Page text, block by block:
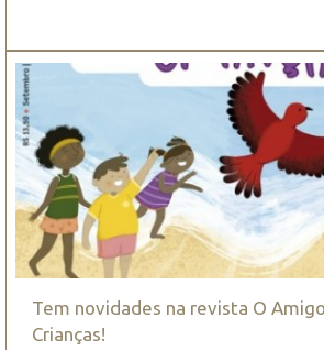
Tem novidades na revista O
Crianças!